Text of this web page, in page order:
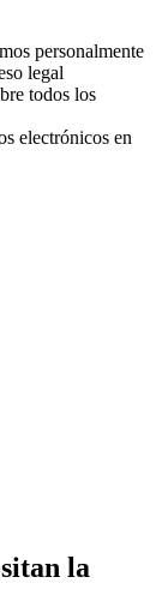
personalmente
legal
todos los
electrónicos en
la